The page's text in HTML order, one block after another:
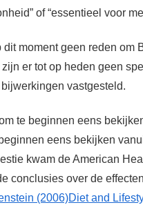
of “essentieel voor
dit moment geen reden om
zijn er tot op heden geen
vastgesteld.
te beginnen eens
eens bekijken
kwam de American
conclusies over de
(2006)Diet and